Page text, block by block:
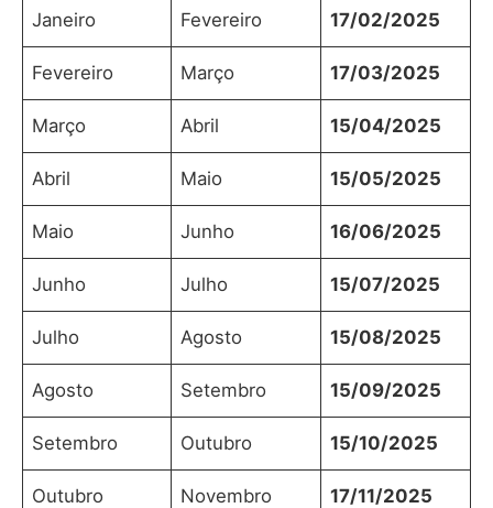
Janeiro Fevereiro 17/02/2025
Fevereiro Março 17/03/2025
Março Abril 15/04/2025
Abril Maio 15/05/2025
Maio Junho 16/06/2025
Junho Julho 15/07/2025
Julho Agosto 15/08/2025
Agosto Setembro 15/09/2025
Setembro Outubro 15/10/2025
Outubro Novembro 17/11/2025